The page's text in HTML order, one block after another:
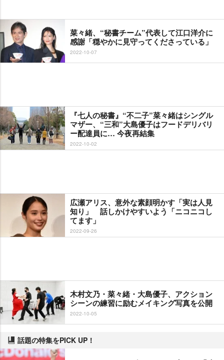
菜々緒、“秘書チーム”代表して江口洋介に
感謝「穏やかに見守ってくださっている」
2022-10-07
『七人の秘書』“不二子”菜々緒はシングル
マザー、“三和”大島優子はフードデリバリ
ー配達員に… 今夜再結集
2022-10-02
広瀬アリス、意外な素顔明かす「実は人見
知り」 話しかけやすいよう「ニコニコし
てます」
2022-09-26
木村文乃・菜々緒・大島優子、アクション
シーンの練習に励むメイキング写真を公開
2022-10-05
話題の特集をPICK UP！